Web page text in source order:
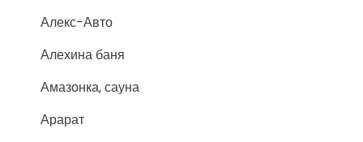
Алекс-Авто
Алехина баня
Амазонка, сауна
Арарат